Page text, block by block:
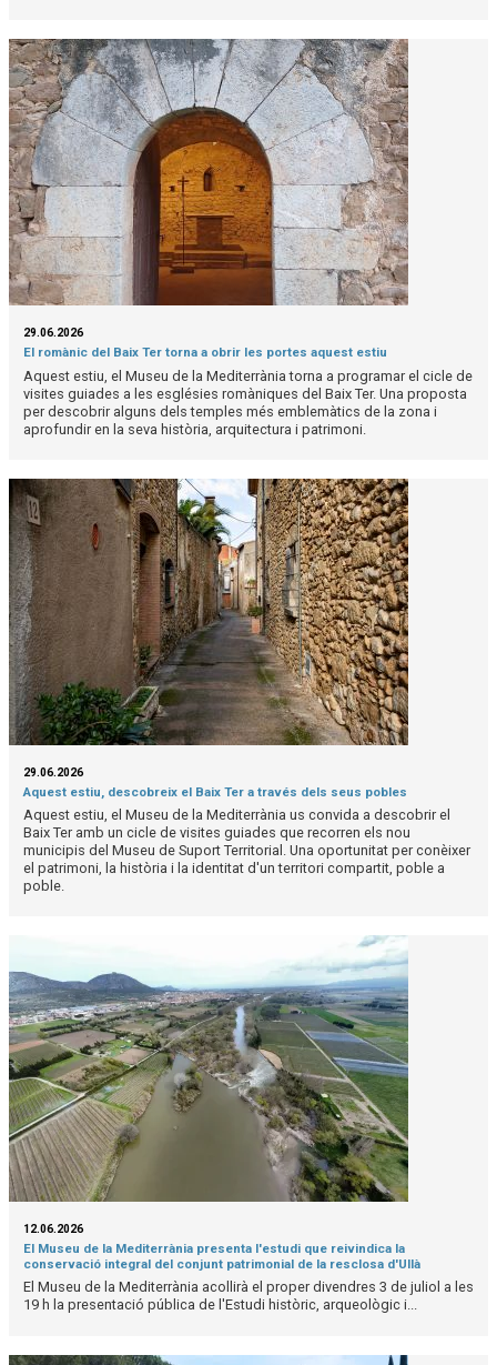
29.06.2026
El romànic del Baix Ter torna a obrir les portes aquest estiu
Aquest estiu, el Museu de la Mediterrània torna a programar el cicle de
visites guiades a les esglésies romàniques del Baix Ter. Una proposta
per descobrir alguns dels temples més emblemàtics de la zona i
aprofundir en la seva història, arquitectura i patrimoni.
29.06.2026
Aquest estiu, descobreix el Baix Ter a través dels seus pobles
Aquest estiu, el Museu de la Mediterrània us convida a descobrir el
Baix Ter amb un cicle de visites guiades que recorren els nou
municipis del Museu de Suport Territorial. Una oportunitat per conèixer
el patrimoni, la història i la identitat d'un territori compartit, poble a
poble.
12.06.2026
El Museu de la Mediterrània presenta l'estudi que reivindica la
conservació integral del conjunt patrimonial de la resclosa d'Ullà
El Museu de la Mediterrània acollirà el proper divendres 3 de juliol a les
19 h la presentació pública de l'Estudi històric, arqueològic i...